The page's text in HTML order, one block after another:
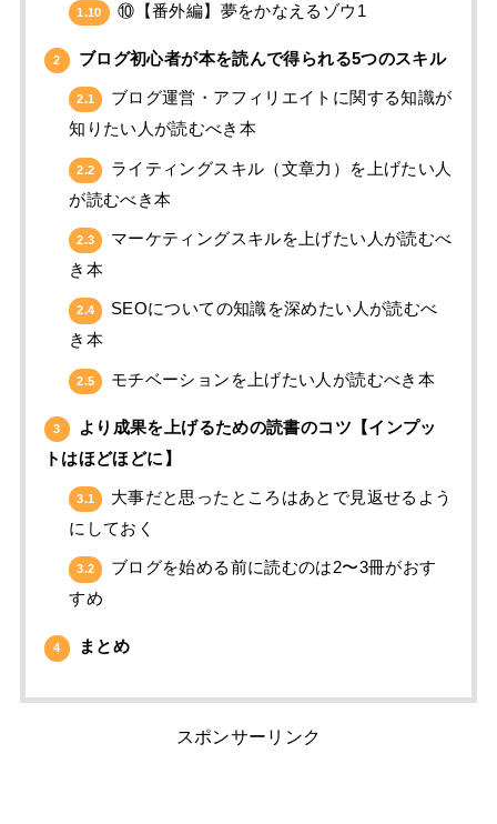
1.10 ⑩【番外編】夢をかなえるゾウ1
2 ブログ初心者が本を読んで得られる5つのスキル
2.1
ブログ運営・アフィリエイトに関する知識が
知りたい人が読むべき本
2.2
ライティングスキル（文章力）を上げたい人
が読むべき本
2.3
マーケティングスキルを上げたい人が読むべ
き本
2.4
SEOについての知識を深めたい人が読むべ
き本
2.5 モチベーションを上げたい人が読むべき本
3
より成果を上げるための読書のコツ【インプッ
トはほどほどに】
3.1
大事だと思ったところはあとで見返せるよう
にしておく
3.2
ブログを始める前に読むのは2〜3冊がおす
すめ
4 まとめ
スポンサーリンク